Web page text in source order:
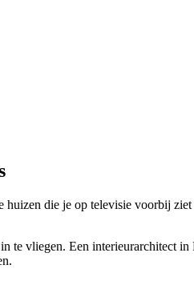
huizen die je op televisie voorbij
te vliegen. Een interieurarchitect